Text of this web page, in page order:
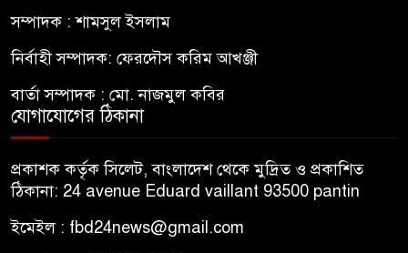
সম্পাদক : শামসুল ইসলাম
নির্বাহী সম্পাদক: ফেরদৌস করিম আখঞ্জী
বার্তা সম্পাদক : মো. নাজমুল কবির
যোগাযোগের ঠিকানা
প্রকাশক কর্তৃক সিলেট, বাংলাদেশ থেকে মুদ্রিত ও প্রকাশিত
ঠিকানা: 24 avenue Eduard vaillant 93500 pantin
ইমেইল : fbd24news@gmail.com